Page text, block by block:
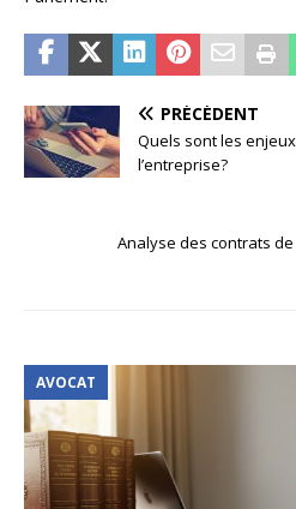
PRÉCÉDENT
Quels sont les
l’entreprise?
Analyse des contrats
AVOCAT